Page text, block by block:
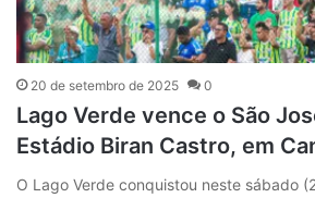
20 de setembro de 2025 0
Lago Verde vence o São
Estádio Biran Castro, em
O Lago Verde conquistou neste sábado